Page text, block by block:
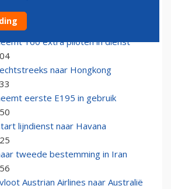
Euro 2016-koorts bij airlines
160 extra piloten in dienst
naar Hongkong
eerste E195 in gebruik
lijndienst naar Havana
tweede bestemming in Iran
Austrian Airlines naar Australië